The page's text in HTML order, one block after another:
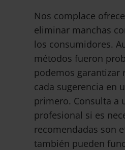
Nos complace
eliminar manchas
los consumidores.
métodos fueron
podemos garantizar
cada sugerencia en
primero. Consulta a
profesional si es
recomendadas son
también pueden